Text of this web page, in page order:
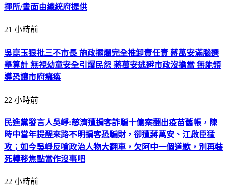
揮所/畫面由總統府提供
21 小時前
吳崑玉狠批三不市長 施政擺爛完全推卸責任責 蔣萬安滿腦選
舉算計 無視幼童安全引爆民怨 蔣萬安逃避市政沒擔當 無能領
導恐讓市府癱瘓
22 小時前
民進黨發言人吳崢:慈濟遭掮客詐騙十億案翻出疫苗舊帳，陳
時中當年提醒來路不明掮客恐騙財，卻遭蔣萬安、江啟臣猛
攻；如今吳崢反嗆政治人物大翻車，欠阿中一個道歉，別再裝
死轉移焦點當作沒事吧
22 小時前